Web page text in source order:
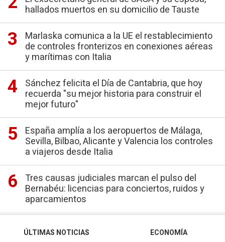
hallados muertos en su domicilio de Tauste
Marlaska comunica a la UE el restablecimiento
de controles fronterizos en conexiones aéreas
y marítimas con Italia
Sánchez felicita el Día de Cantabria, que hoy
recuerda "su mejor historia para construir el
mejor futuro"
España amplía a los aeropuertos de Málaga,
Sevilla, Bilbao, Alicante y Valencia los controles
a viajeros desde Italia
Tres causas judiciales marcan el pulso del
Bernabéu: licencias para conciertos, ruidos y
aparcamientos
ÚLTIMAS NOTICIAS
ECONOMÍA